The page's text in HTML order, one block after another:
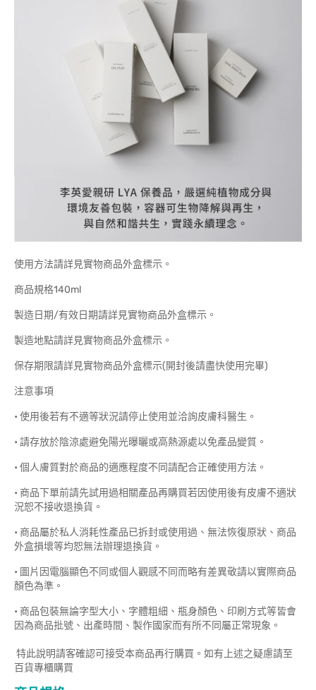
使用方法請詳見實物商品外盒標示。
商品規格140ml
製造日期/有效日期請詳見實物商品外盒標示。
製造地點請詳見實物商品外盒標示。
保存期限請詳見實物商品外盒標示(開封後請盡快使用完畢)
注意事項
• 使用後若有不適等狀況請停止使用並洽詢皮膚科醫生。
• 請存放於陰涼處避免陽光曝曬或高熱源處以免產品變質。
• 個人膚質對於商品的適應程度不同請配合正確使用方法。
• 商品下單前請先試用過相關產品再購買若因使用後有皮膚不適狀
況恕不接收退換貨。
• 商品屬於私人消耗性產品已拆封或使用過、無法恢復原狀、商品
外盒損壞等均恕無法辦理退換貨。
• 圖片因電腦顯色不同或個人觀感不同而略有差異敬請以實際商品
顏色為準。
• 商品包裝無論字型大小、字體粗細、瓶身顏色、印刷方式等皆會
因為商品批號、出產時間、製作國家而有所不同屬正常現象。
特此說明請客確認可接受本商品再行購買。如有上述之疑慮請至
百貨專櫃購買